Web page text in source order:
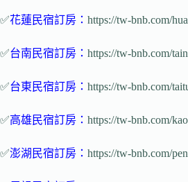
✅花蓮民宿訂房 ： https://tw-bnb.com/
✅台南民宿訂房 ： https://tw-bnb.com/
✅台東民宿訂房 ： https://tw-bnb.com/
✅高雄民宿訂房 ： https://tw-bnb.com/
✅澎湖民宿訂房 ： https://tw-bnb.com/